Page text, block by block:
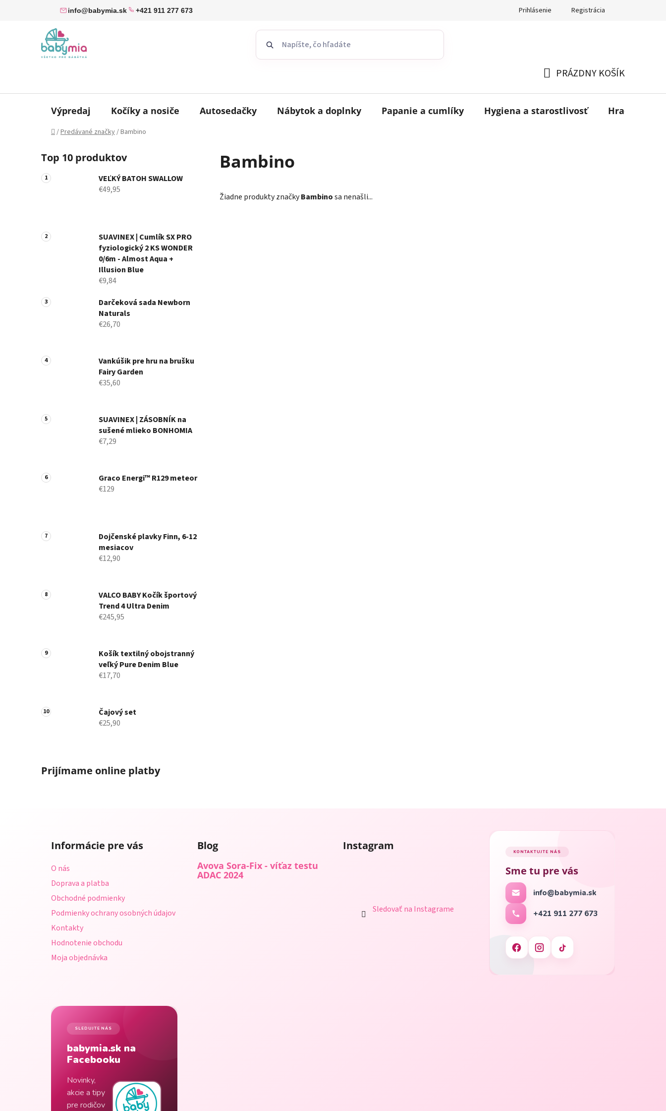
info@babymia.sk +421 911 277 673 Prihlásenie Registrácia
KOŠÍK
PRÁZDNY KOŠÍK
Výpredaj Kočíky a nosiče Autosedačky Nábytok a doplnky Papanie a cumlíky Hygiena a starostlivosť Hračky
Domov
/Predávané značky/Bambino
o
č
n
n
Top 10 produktov
VEĽKÝ BATOH SWALLOW
€49,95
SUAVINEX | Cumlík SX PRO
fyziologický 2 KS WONDER
0/6m - Almost Aqua +
Illusion Blue
€9,84
Darčeková sada Newborn
Naturals
€26,70
Vankúšik pre hru na brušku
Fairy Garden
€35,60
SUAVINEX | ZÁSOBNÍK na
sušené mlieko BONHOMIA
€7,29
Graco Energi™ R129 meteor
€129
Dojčenské plavky Finn, 6-12
mesiacov
€12,90
VALCO BABY Kočík športový
Trend 4 Ultra Denim
€245,95
Košík textilný obojstranný
veľký Pure Denim Blue
€17,70
Čajový set
€25,90
Prijímame online platby
Bambino
Žiadne produkty značkyBambinosa nenašli...
Informácie pre vás
O nás
Doprava a platba
Obchodné podmienky
Podmienky ochrany osobných údajov
Kontakty
Hodnotenie obchodu
Moja objednávka
Blog
Avova Sora-Fix - víťaz testu
ADAC 2024
Instagram
Sledovať na Instagrame
KONTAKTUJTE NÁS
Sme tu pre vás
info@babymia.sk
+421 911 277 673
SLEDUJTE NÁS
babymia.sk na
Facebooku
Novinky,
akcie a tipy
pre rodičov